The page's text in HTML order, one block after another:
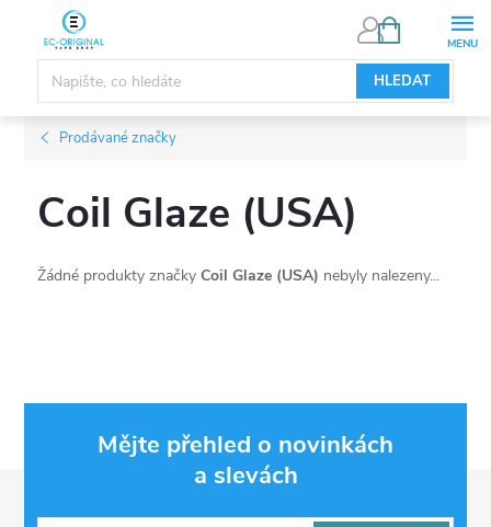
obsah
HLEDAT
NÁKUPNÍ
Prodávané značky
Coil Glaze (USA)
Žádné produkty značkyCoil Glaze (USA) nebyly nalezeny...
Mějte přehled o novinkách
a slevách